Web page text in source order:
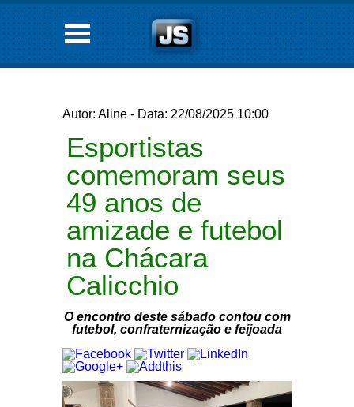
Autor: Aline - Data: 22/08/2025 10:00
Esportistas
comemoram seus
49 anos de
amizade e futebol
na Chácara
Calicchio
O encontro deste sábado contou com
futebol, confraternização e feijoada